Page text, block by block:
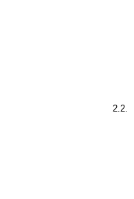
2.2.